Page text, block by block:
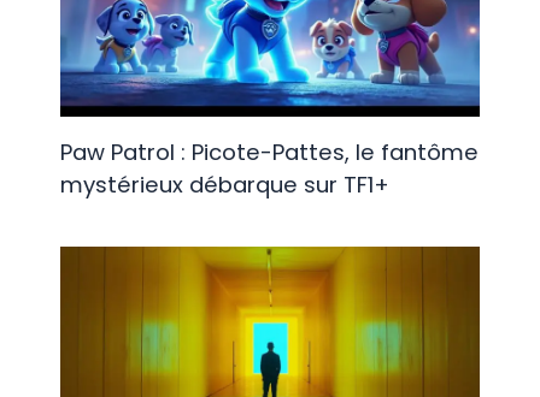
Paw Patrol : Picote-Pattes, le fantôme
mystérieux débarque sur TF1+